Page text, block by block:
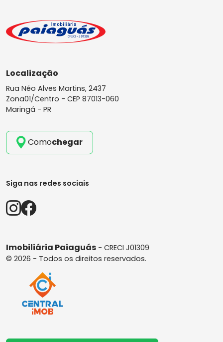
Localização
Rua Néo Alves Martins, 2437
Zona01/Centro - CEP 87013-060
Maringá - PR
Comochegar
Siga nas redes sociais
Imobiliária Paiaguás - CRECI J01309
© 2026 - Todos os direitos reservados.